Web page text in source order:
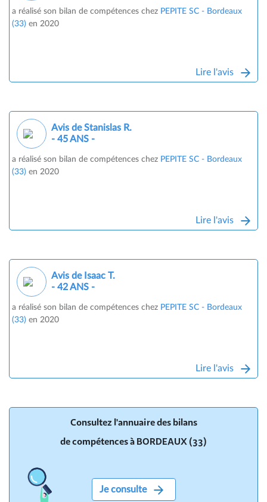
a réalisé son bilan de compétences chez PEPITE SC - Bordeaux
(33) en 2020
Lire l'avis
Avis de Stanislas R.
- 45 ANS -
a réalisé son bilan de compétences chez PEPITE SC - Bordeaux
(33) en 2020
Lire l'avis
Avis de Isaac T.
- 42 ANS -
a réalisé son bilan de compétences chez PEPITE SC - Bordeaux
(33) en 2020
Lire l'avis
Consultez l'annuaire des bilans
de compétences à BORDEAUX (33)
Je consulte